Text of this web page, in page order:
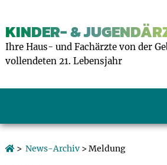
KINDER- &
Ihre Haus- und Fachärzte von der
vollendeten 21. Lebensjahr
> News-Archiv> Meldung